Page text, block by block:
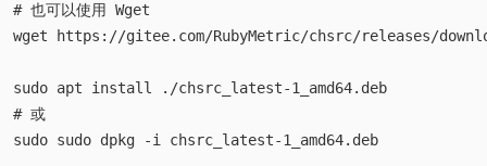
# 也可以使用 Wget
wget https://gitee.com/RubyMetric/chsrc/releases/
sudo apt install ./chsrc_latest-1_amd64.deb
# 或
sudo sudo dpkg -i chsrc_latest-1_amd64.deb